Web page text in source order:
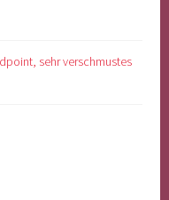
sehr verschmustes